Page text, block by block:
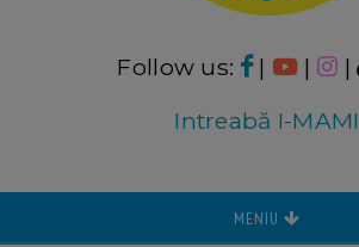
Follow us: | | |
Intreabă I-MAMI
MENIU